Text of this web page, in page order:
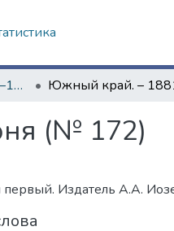
"Южный край" (1880–1919 гг.)
(№ 172)
первый. Издатель А.А.